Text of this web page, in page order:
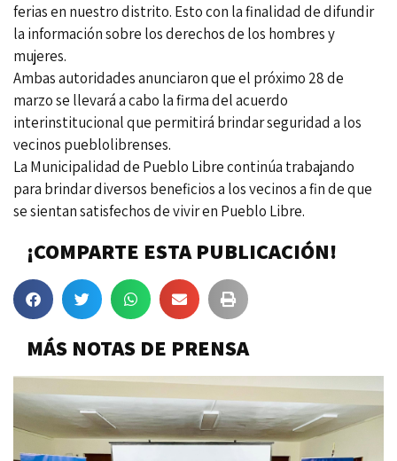
ferias en nuestro distrito. Esto con la finalidad de difundir
la información sobre los derechos de los hombres y
mujeres.
Ambas autoridades anunciaron que el próximo 28 de
marzo se llevará a cabo la firma del acuerdo
interinstitucional que permitirá brindar seguridad a los
vecinos pueblolibrenses.
La Municipalidad de Pueblo Libre continúa trabajando
para brindar diversos beneficios a los vecinos a fin de que
se sientan satisfechos de vivir en Pueblo Libre.
¡COMPARTE ESTA PUBLICACIÓN!
MÁS NOTAS DE PRENSA